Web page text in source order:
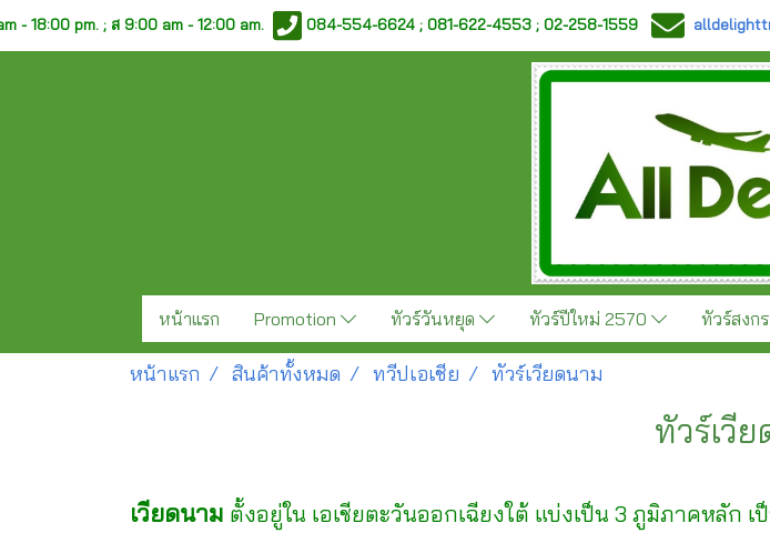
- 18:00 pm. ;ส 9:00 am - 12:00 am. 084-554-6624 ; 081-622-4553 ; 02-258-1559
หน้าแรก Promotion ทัวร์วันหยุด ทัวร์ปีใหม่ 2570 ทัวร์สงก
หน้าแรก สินค้าทั้งหมด ทวีปเอเชีย ทัวร์เวียดนาม
ทัวร์เวี
เวียดนาม ตั้งอยู่ใน เอเชียตะวันออกเฉียงใต้ แบ่งเป็น 3 ภูมิภาคหลัก